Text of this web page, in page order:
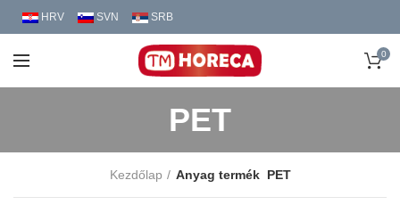
HRV SVN SRB
0
PET
Kezdőlap Anyag termék PET